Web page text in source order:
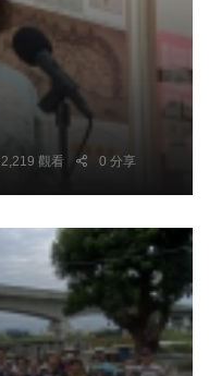
2,219 觀看 0 分享